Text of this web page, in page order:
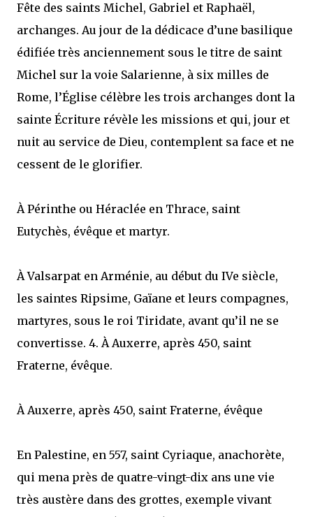
Fête des saints Michel, Gabriel et Raphaël,
archanges. Au jour de la dédicace d’une basilique
édifiée très anciennement sous le titre de saint
Michel sur la voie Salarienne, à six milles de
Rome, l’Église célèbre les trois archanges dont la
sainte Écriture révèle les missions et qui, jour et
nuit au service de Dieu, contemplent sa face et ne
cessent de le glorifier.
À Périnthe ou Héraclée en Thrace, saint
Eutychès, évêque et martyr.
À Valsarpat en Arménie, au début du IVe siècle,
les saintes Ripsime, Gaïane et leurs compagnes,
martyres, sous le roi Tiridate, avant qu’il ne se
convertisse. 4. À Auxerre, après 450, saint
Fraterne, évêque.
À Auxerre, après 450, saint Fraterne, évêque
En Palestine, en 557, saint Cyriaque, anachorète,
qui mena près de quatre-vingt-dix ans une vie
très austère dans des grottes, exemple vivant